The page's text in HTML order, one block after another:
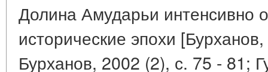
Долина Амударьи интенсивно
исторические эпохи
Бурханов, 2002 (2), с. 75 - 81;